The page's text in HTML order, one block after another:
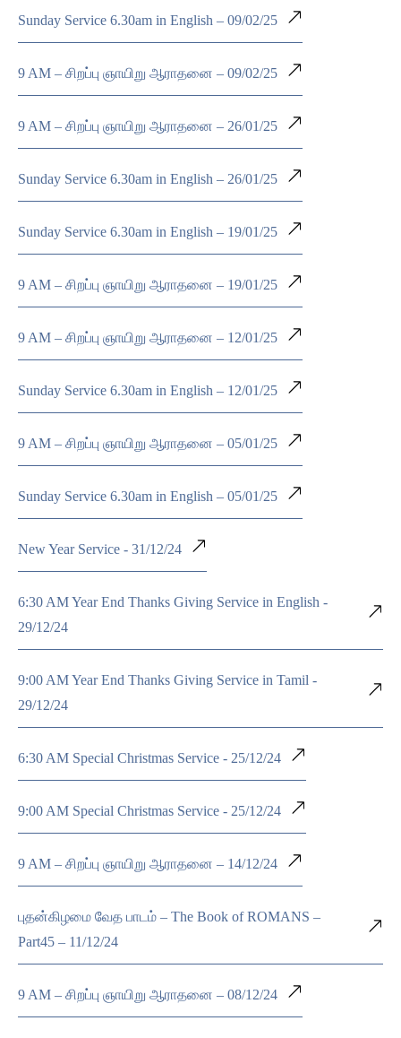
Sunday Service 6.30am in English – 09/02/25
9 AM – சிறப்பு ஞாயிறு ஆராதனை – 09/02/25
9 AM – சிறப்பு ஞாயிறு ஆராதனை – 26/01/25
Sunday Service 6.30am in English – 26/01/25
Sunday Service 6.30am in English – 19/01/25
9 AM – சிறப்பு ஞாயிறு ஆராதனை – 19/01/25
9 AM – சிறப்பு ஞாயிறு ஆராதனை – 12/01/25
Sunday Service 6.30am in English – 12/01/25
9 AM – சிறப்பு ஞாயிறு ஆராதனை – 05/01/25
Sunday Service 6.30am in English – 05/01/25
New Year Service - 31/12/24
6:30 AM Year End Thanks Giving Service in English -
29/12/24
9:00 AM Year End Thanks Giving Service in Tamil -
29/12/24
6:30 AM Special Christmas Service - 25/12/24
9:00 AM Special Christmas Service - 25/12/24
9 AM – சிறப்பு ஞாயிறு ஆராதனை – 14/12/24
புதன்கிழமை வேத பாடம் – The Book of ROMANS –
Part45 – 11/12/24
9 AM – சிறப்பு ஞாயிறு ஆராதனை – 08/12/24